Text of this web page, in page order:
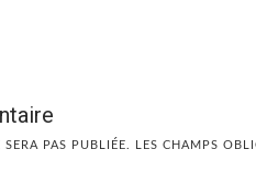
PAS PUBLIÉE. LES CHAMPS